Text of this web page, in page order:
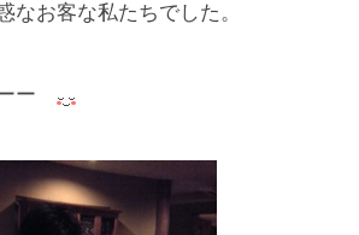
なお客な私たちでした。
ー